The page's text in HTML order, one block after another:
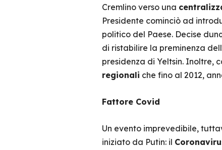
Cremlino verso una
Presidente cominciò ad
politico del Paese. Decise
di ristabilire la preminenza
presidenza di Yeltsin. Inoltre,
regionali che fino al 2012,
Fattore Covid
Un evento imprevedibile,
iniziato da Putin: il